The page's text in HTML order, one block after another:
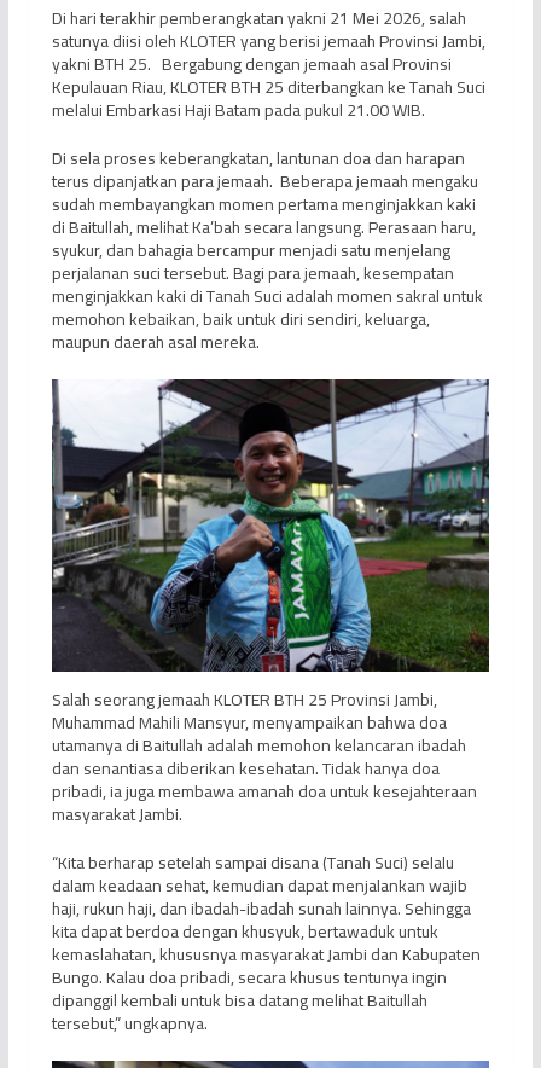
Di hari terakhir pemberangkatan yakni 21 Mei 2026, salah
satunya diisi oleh KLOTER yang berisi jemaah Provinsi Jambi,
yakni BTH 25. Bergabung dengan jemaah asal Provinsi
Kepulauan Riau, KLOTER BTH 25 diterbangkan ke Tanah Suci
melalui Embarkasi Haji Batam pada pukul 21.00 WIB.
Di sela proses keberangkatan, lantunan doa dan harapan
terus dipanjatkan para jemaah. Beberapa jemaah mengaku
sudah membayangkan momen pertama menginjakkan kaki
di Baitullah, melihat Ka’bah secara langsung. Perasaan haru,
syukur, dan bahagia bercampur menjadi satu menjelang
perjalanan suci tersebut. Bagi para jemaah, kesempatan
menginjakkan kaki di Tanah Suci adalah momen sakral untuk
memohon kebaikan, baik untuk diri sendiri, keluarga,
maupun daerah asal mereka.
Salah seorang jemaah KLOTER BTH 25 Provinsi Jambi,
Muhammad Mahili Mansyur, menyampaikan bahwa doa
utamanya di Baitullah adalah memohon kelancaran ibadah
dan senantiasa diberikan kesehatan. Tidak hanya doa
pribadi, ia juga membawa amanah doa untuk kesejahteraan
masyarakat Jambi.
“Kita berharap setelah sampai disana (Tanah Suci) selalu
dalam keadaan sehat, kemudian dapat menjalankan wajib
haji, rukun haji, dan ibadah-ibadah sunah lainnya. Sehingga
kita dapat berdoa dengan khusyuk, bertawaduk untuk
kemaslahatan, khususnya masyarakat Jambi dan Kabupaten
Bungo. Kalau doa pribadi, secara khusus tentunya ingin
dipanggil kembali untuk bisa datang melihat Baitullah
tersebut,” ungkapnya.